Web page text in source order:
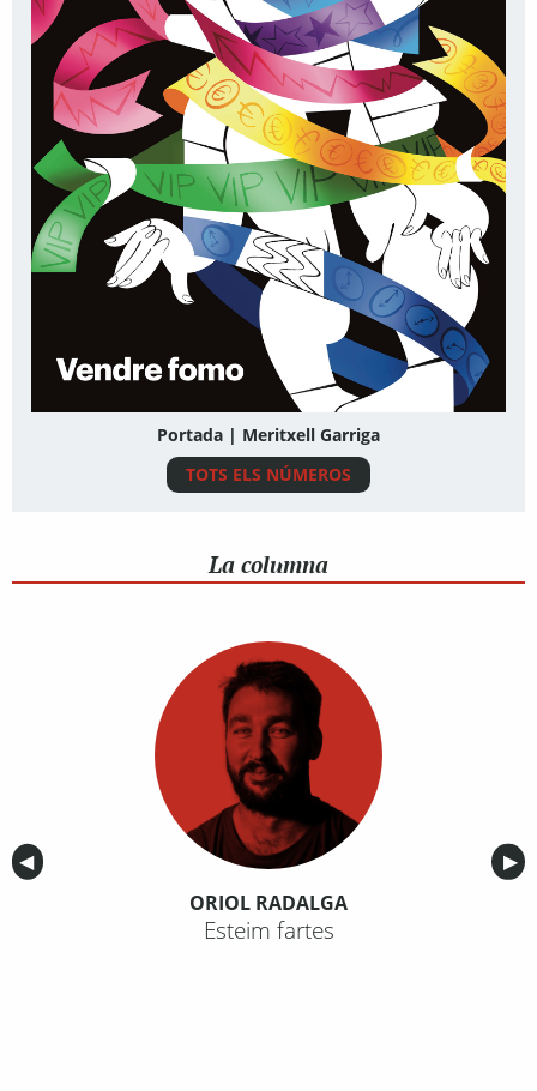
Portada | Meritxell Garriga
TOTS ELS NÚMEROS
La columna
Anterior
◀︎ ▶︎
ORIOL RADALGA
Esteim fartes